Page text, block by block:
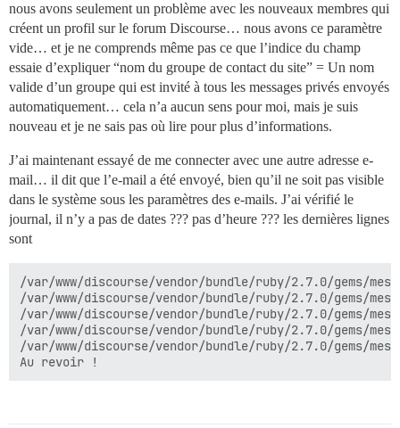
nous avons seulement un problème avec les nouveaux membres qui
créent un profil sur le forum Discourse… nous avons ce paramètre
vide… et je ne comprends même pas ce que l’indice du champ
essaie d’expliquer “nom du groupe de contact du site” = Un nom
valide d’un groupe qui est invité à tous les messages privés envoyés
automatiquement… cela n’a aucun sens pour moi, mais je suis
nouveau et je ne sais pas où lire pour plus d’informations.
J’ai maintenant essayé de me connecter avec une autre adresse e-
mail… il dit que l’e-mail a été envoyé, bien qu’il ne soit pas visible
dans le système sous les paramètres des e-mails. J’ai vérifié le
journal, il n’y a pas de dates ??? pas d’heure ??? les dernières lignes
sont
/var/www/discourse/vendor/bundle/ruby/2.7.0/gems/
/var/www/discourse/vendor/bundle/ruby/2.7.0/gems/
/var/www/discourse/vendor/bundle/ruby/2.7.0/gems/
/var/www/discourse/vendor/bundle/ruby/2.7.0/gems/
/var/www/discourse/vendor/bundle/ruby/2.7.0/gems/